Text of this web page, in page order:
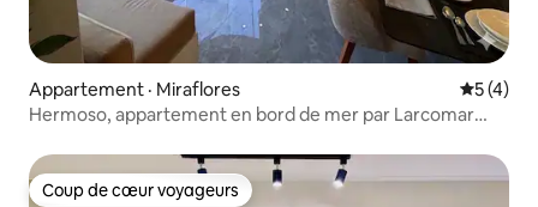
Appartement · Miraflores Note
5 (4)
Hermoso, appartement en bord de mer par Larcomar
Coup de cœur voyageurs
Coup de cœur voyageurs